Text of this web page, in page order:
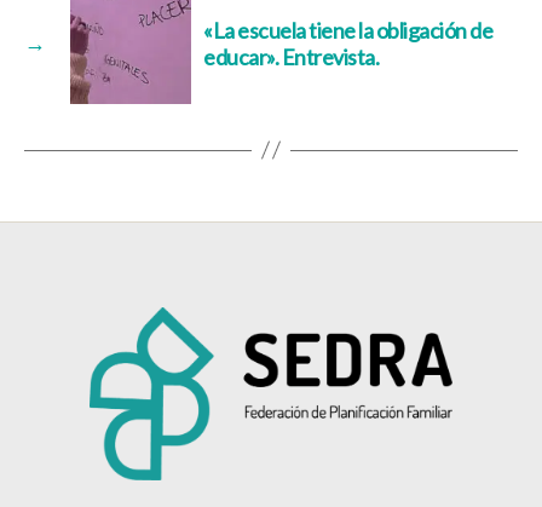
→
«La escuela tiene la obligación de
educar». Entrevista.